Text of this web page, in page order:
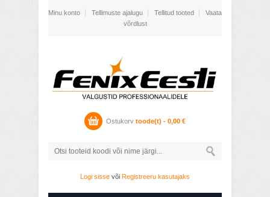
Minu konto Tellimuste ajalugu Tellitud tooted
Vaata
võrdlust
Ostukorv toode(t) - 0,00 €
Logi sisse või Registreeru kasutajaks